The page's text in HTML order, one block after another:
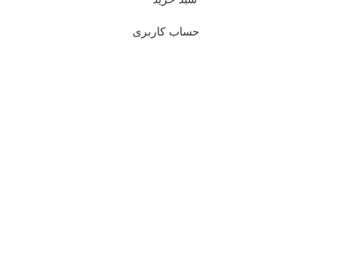
حساب کاربری